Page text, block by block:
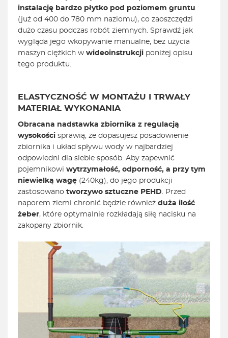
instalację bardzo płytko pod poziomem gruntu
(już od 400 do 780 mm naziomu), co zaoszczędzi
dużo czasu podczas robót ziemnych. Sprawdź jak
wygląda jego wkopywanie manualne, bez użycia
maszyn ciężkich w wideoinstrukcji poniżej opisu
tego produktu.
ELASTYCZNOŚĆ W MONTAŻU I TRWAŁY
MATERIAŁ WYKONANIA
Obracana nadstawka zbiornika z regulacją
wysokości sprawią, że dopasujesz posadowienie
zbiornika i układ spływu wody w najbardziej
odpowiedni dla siebie sposób. Aby zapewnić
pojemnikowi wytrzymałość, odporność, a przy tym
niewielką wagę (240kg), do jego produkcji
zastosowano tworzywo sztuczne PEHD. Przed
naporem ziemi chronić będzie również duża ilość
żeber, które optymalnie rozkładają siłę nacisku na
zakopany zbiornik.